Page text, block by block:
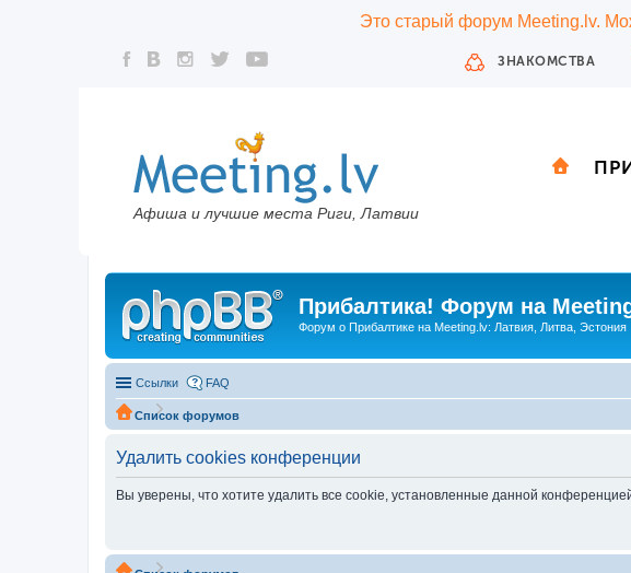
Это старый форум Meeting.lv.
ЗНАКОМСТВА
Афиша и лучшие места Риги, Латвии
Прибалтика! Форум на
Форум о Прибалтике на Meeting.lv: Латвия, Литва, Эстония
Ссылки FAQ
Список форумов
Удалить cookies конференции
Вы уверены, что хотите удалить все cookie, установленные данной